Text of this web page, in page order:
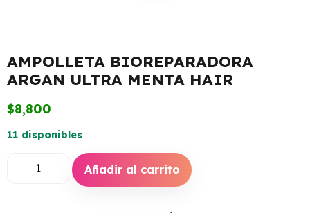
AMPOLLETA BIOREPARADORA
ARGAN ULTRA MENTA HAIR
$8,800
11 disponibles
Añadir al carrito